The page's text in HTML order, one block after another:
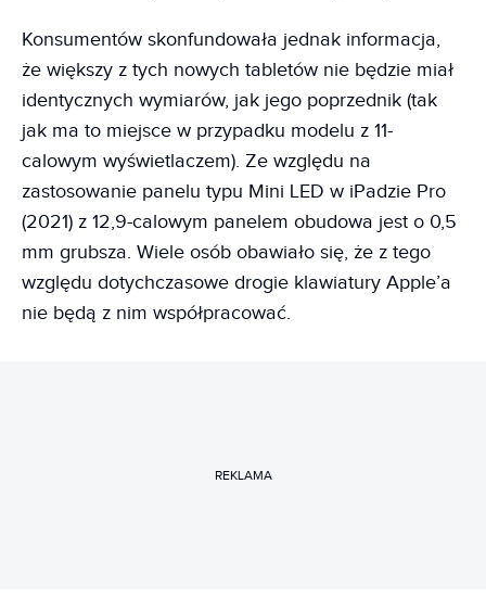
Konsumentów skonfundowała jednak informacja,
że większy z tych nowych tabletów nie będzie miał
identycznych wymiarów, jak jego poprzednik (tak
jak ma to miejsce w przypadku modelu z 11-
calowym wyświetlaczem). Ze względu na
zastosowanie panelu typu Mini LED w iPadzie Pro
(2021) z 12,9-calowym panelem obudowa jest o 0,5
mm grubsza. Wiele osób obawiało się, że z tego
względu dotychczasowe drogie klawiatury Apple’a
nie będą z nim współpracować.
REKLAMA